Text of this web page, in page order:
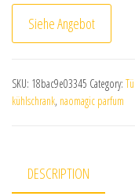
Siehe Angebot
SKU: 18bac9e03345 Category:
kühlschrank, naomagic parfum
DESCRIPTION